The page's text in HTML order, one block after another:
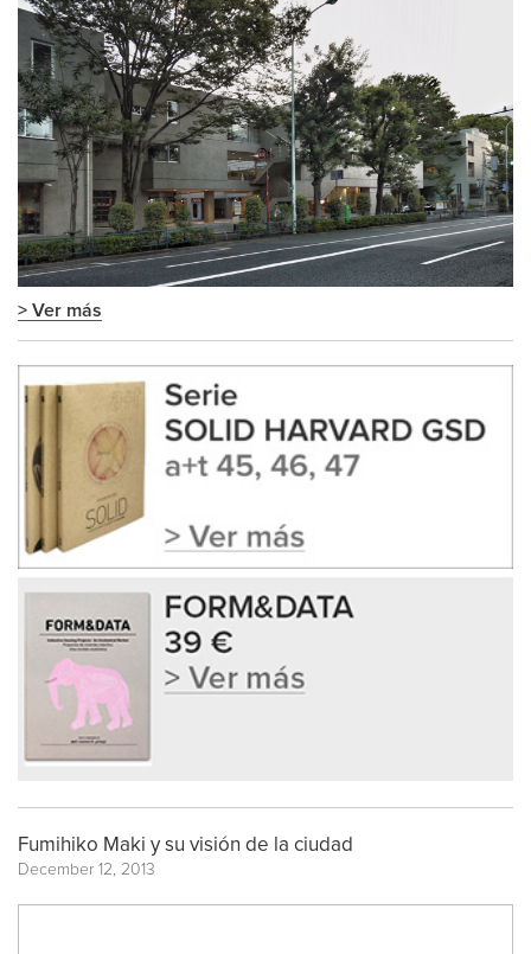
> Ver más
Fumihiko Maki y su visión de la ciudad
December 12, 2013